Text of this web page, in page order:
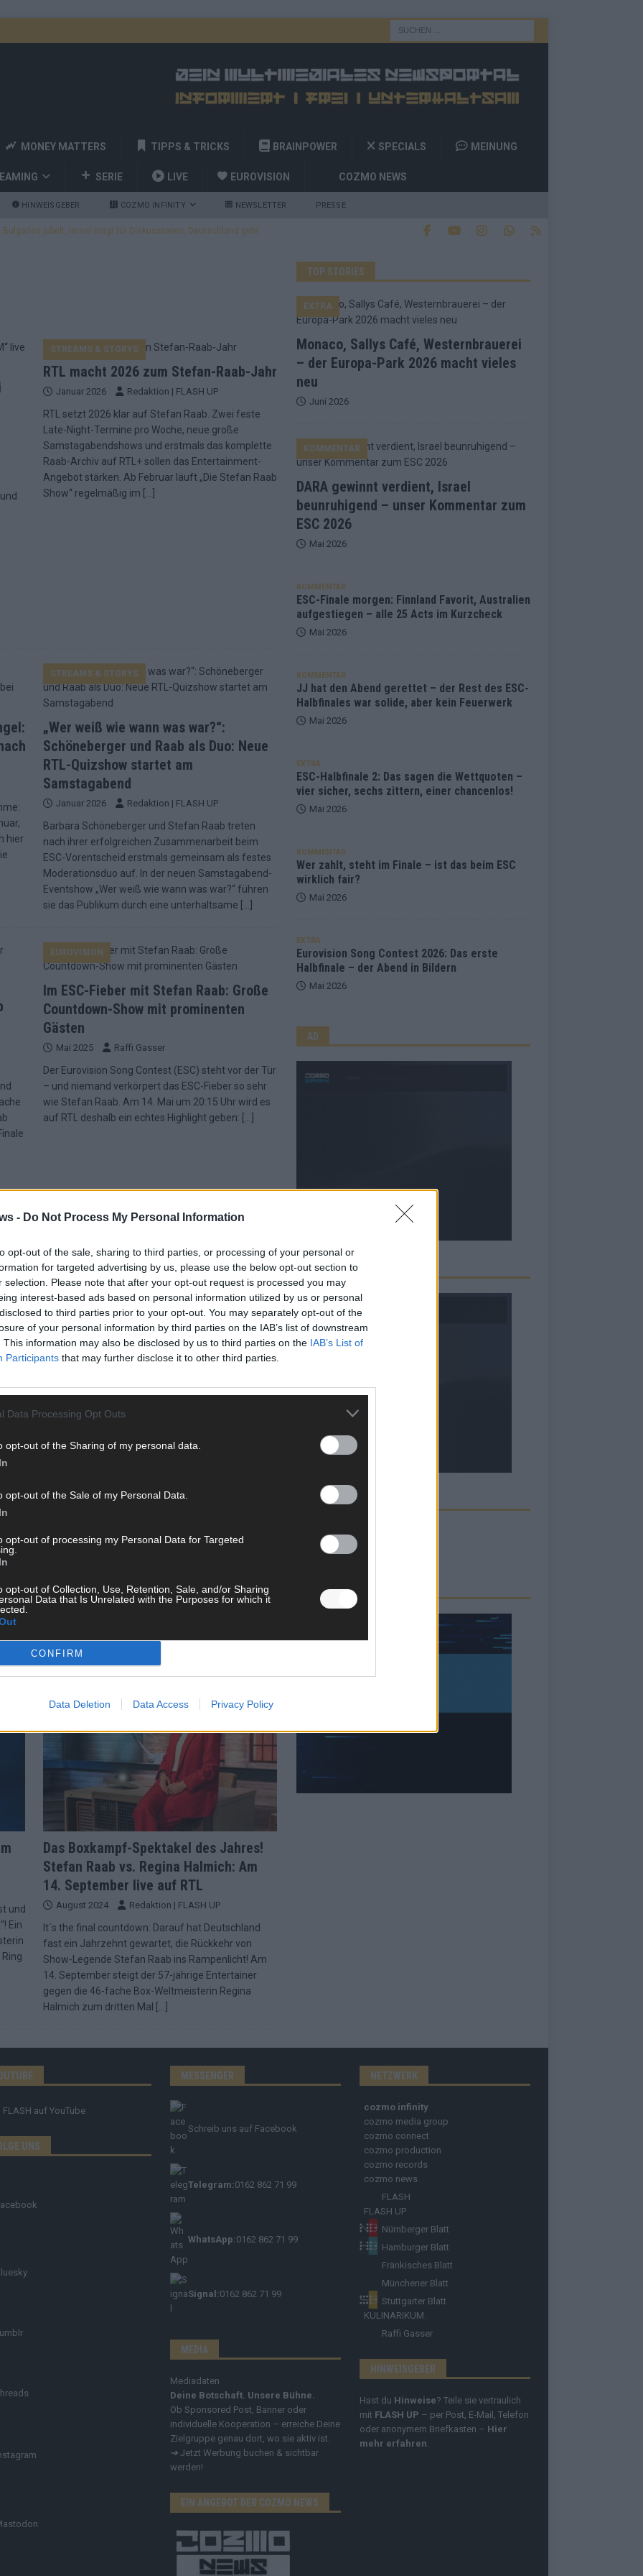
- Do Not Process My Personal Information
opt-out of the sale, sharing to third parties, or processing of your personal or
for targeted advertising by us, please use the below opt-out section to
selection. Please note that after your opt-out request is processed you may
interest-based ads based on personal information utilized by us or personal
to third parties prior to your opt-out. You may separately opt-out of the
of your personal information by third parties on the IAB’s list of downstream
This information may also be disclosed by us to third parties on the IAB’s List of
Participants that may further disclose it to other third parties.
Data Processing Opt Outs
opt-out of the Sharing of my personal data.
opt-out of the Sale of my Personal Data.
opt-out of processing my Personal Data for Targeted
opt-out of Collection, Use, Retention, Sale, and/or Sharing
Data that Is Unrelated with the Purposes for which it
CONFIRM
Data Deletion Data Access Privacy Policy
MONEY MATTERS TIPPS & TRICKS BRAINPOWER SPECIALS MEINUNG
SERIE LIVE EUROVISION COZMO NEWS
HINWEISGEBER COZMO INFINITY NEWSLETTER PRESSE
Bulgarien jubelt, Israel sorgt für Diskussionen, Deutschland geht
und Billy Joel – das ESC-Finale wird eine Party
Favorit, Australien aufgestiegen – alle 25 Acts im Kurzcheck
Zahl zur Ikone wurde: 70 Jahre ESC-Wertungsgeschichte!
– 26 Länder wollen den Sieg in Wien EUROVISION
– der Rest des ESC-Halbfinales war solide, aber kein Feuerwerk
STREAMS & STORYS
RTL macht 2026 zum Stefan-Raab-Jahr
Januar 2026 Redaktion | FLASH UP
RTL setzt 2026 klar auf Stefan Raab. Zwei feste
Late-Night-Termine pro Woche, neue große
Samstagabendshows und erstmals das komplette
Raab-Archiv auf RTL+ sollen das Entertainment-
Angebot stärken. Ab Februar läuft „Die Stefan Raab
Show“ regelmäßig im
hier
STREAMS & STORYS
„Wer weiß wie wann was war?“:
Schöneberger und Raab als Duo: Neue
RTL-Quizshow startet am
Samstagabend
Januar 2026 Redaktion | FLASH UP
Barbara Schöneberger und Stefan Raab treten
nach ihrer erfolgreichen Zusammenarbeit beim
ESC-Vorentscheid erstmals gemeinsam als festes
Moderationsduo auf. In der neuen Samstagabend-
Eventshow „Wer weiß wie wann was war?“ führen
sie das Publikum durch eine unterhaltsame
EUROVISION
Im ESC-Fieber mit Stefan Raab: Große
Countdown-Show mit prominenten
Gästen
Mai 2025 Raffi Gasser
Der Eurovision Song Contest (ESC) steht vor der Tür
– und niemand verkörpert das ESC-Fieber so sehr
wie Stefan Raab. Am 14. Mai um 20:15 Uhr wird es
auf RTL deshalb ein echtes Highlight geben:
STREAMS & STORYS
back in town
Stefan Raab ist zurück auf der Show-Bühne und
Entertainment-Quiz-Competition-Show „Du
gewinnst hier nicht die Million bei Stefan Raab“ am
und
Ein
STREAMS & STORYS
Das Boxkampf-Spektakel des Jahres!
Stefan Raab vs. Regina Halmich: Am
14. September live auf RTL
August 2024 Redaktion | FLASH UP
It´s the final countdown: Darauf hat Deutschland
fast ein Jahrzehnt gewartet, die Rückkehr von
Show-Legende Stefan Raab ins Rampenlicht! Am
14. September steigt der 57-jährige Entertainer
gegen die 46-fache Box-Weltmeisterin Regina
Halmich zum dritten Mal
TOP STORIES
Monaco, Sallys Café, Westernbrauerei
– der Europa-Park 2026 macht vieles
neu
EXTRA
Juni 2026
DARA gewinnt verdient, Israel
beunruhigend – unser Kommentar zum
ESC 2026
KOMMENTAR
Mai 2026
KOMMENTAR
ESC-Finale morgen: Finnland Favorit, Australien
aufgestiegen – alle 25 Acts im Kurzcheck
Mai 2026
KOMMENTAR
JJ hat den Abend gerettet – der Rest des ESC-
Halbfinales war solide, aber kein Feuerwerk
Mai 2026
EXTRA
ESC-Halbfinale 2: Das sagen die Wettquoten –
vier sicher, sechs zittern, einer chancenlos!
Mai 2026
KOMMENTAR
Wer zahlt, steht im Finale – ist das beim ESC
wirklich fair?
Mai 2026
EXTRA
Eurovision Song Contest 2026: Das erste
Halbfinale – der Abend in Bildern
Mai 2026
AD
WERBE BEI UNS!
CHECK UNS AUF FACEBOOK
FLASH auf YouTube
UNS
MESSENGER
Schreib uns auf Facebook
Telegram:0162 862 71 99
WhatsApp:0162 862 71 99
Signal:0162 862 71 99
MEDIA
Mediadaten
Deine Botschaft. Unsere Bühne.
Ob Sponsored Post, Banner oder
individuelle Kooperation – erreiche Deine
Zielgruppe genau dort, wo sie aktiv ist.
➔ Jetzt Werbung buchen & sichtbar
werden!
EIN ANGEBOT DER COZMO NEWS
NETZWERK
cozmo infinity
cozmo media group
cozmo connect
cozmo production
cozmo records
cozmo news
FLASH
FLASH UP
Nürnberger Blatt
Hamburger Blatt
Fränkisches Blatt
Münchener Blatt
Stuttgarter Blatt
KULINARIKUM.
Raffi Gasser
HINWEISGEBER
Hast du Hinweise? Teile sie vertraulich
mit FLASH UP – per Post, E-Mail, Telefon
oder anonymem Briefkasten – Hier
mehr erfahren